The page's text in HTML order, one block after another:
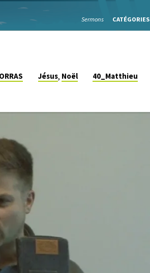
Sermons CATÉGORIES
Jésus, Noël 40_Matthieu